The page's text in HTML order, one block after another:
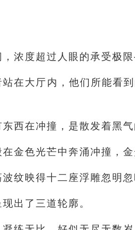
浓度超过人眼的承受极
在大厅内，他们所能看
西在冲撞，是散发着黑气
金色光芒中奔涌冲撞，金
纹映得十二座浮雕忽明忽
出了三道轮廓。